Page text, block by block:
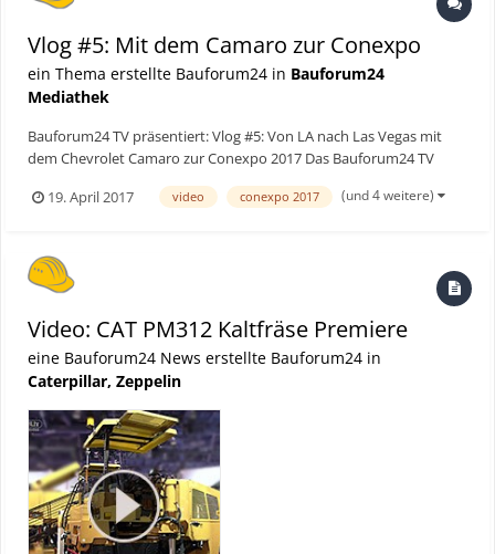
Vlog #5: Mit dem Camaro zur Conexpo
ein Thema erstellte Bauforum24 in Bauforum24
Mediathek
Bauforum24 TV präsentiert: Vlog #5: Von LA nach Las Vegas mit
dem Chevrolet Camaro zur Conexpo 2017 Das Bauforum24 TV
Los Angeles. Die Strecke nach Las Vegas bewältigten wir in einem
19. April 2017 video conexpo 2017 (und 4 weitere)
Video: CAT PM312 Kaltfräse Premiere
eine Bauforum24 News erstellte Bauforum24 in
Caterpillar, Zeppelin